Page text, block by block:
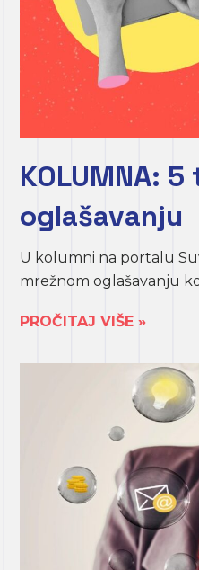
KOLUMNA:
oglašavanju
U kolumni na portalu
mrežnom oglašavanju
PROČITAJ VIŠE »